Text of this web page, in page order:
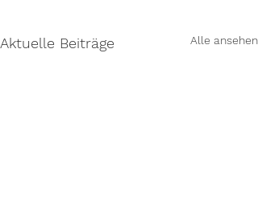
Aktuelle Beiträge Alle ansehen